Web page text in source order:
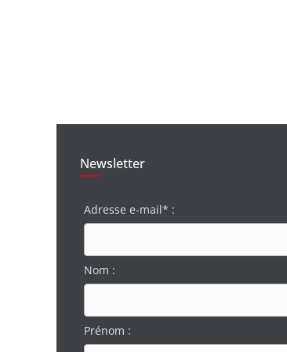
Newsletter
Adresse e-mail* :
Nom :
Prénom :